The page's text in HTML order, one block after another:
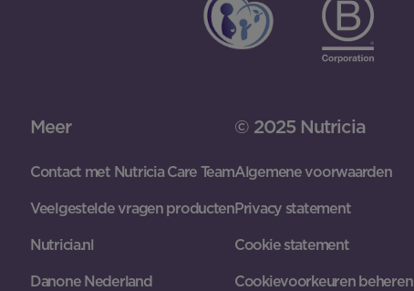
Meer
Contact met Nutricia Care Team
Veelgestelde vragen producten
Nutricia.nl
Danone Nederland
© 2025 Nutricia
Algemene voorwaarden
Privacy statement
Cookie statement
Cookievoorkeuren beheren